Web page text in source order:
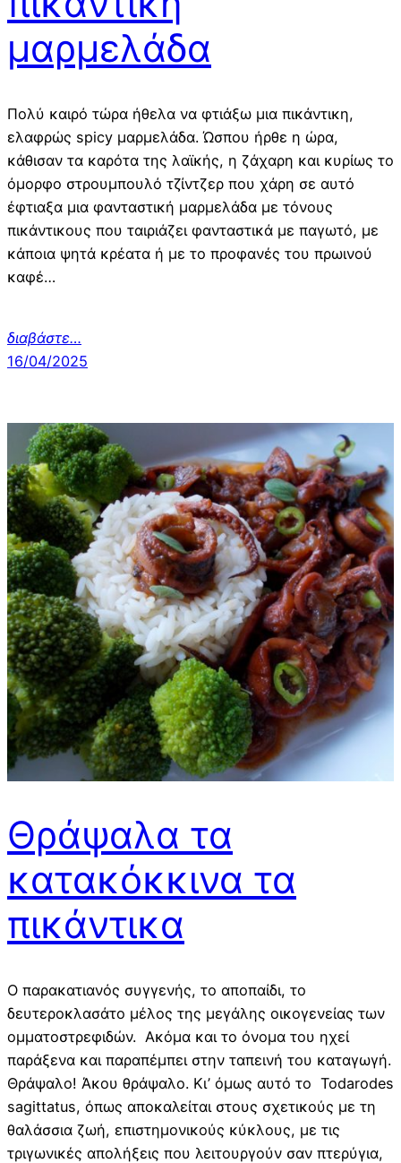
μαρμελάδα
Πολύ καιρό τώρα ήθελα να φτιάξω μια πικάντικη,
ελαφρώς spicy μαρμελάδα. Ώσπου ήρθε η ώρα,
κάθισαν τα καρότα της λαϊκής, η ζάχαρη και κυρίως το
όμορφο στρουμπουλό τζίντζερ που χάρη σε αυτό
έφτιαξα μια φανταστική μαρμελάδα με τόνους
πικάντικους που ταιριάζει φανταστικά με παγωτό, με
κάποια ψητά κρέατα ή με το προφανές του πρωινού
καφέ…
διαβάστε…
16/04/2025
Θράψαλα τα
κατακόκκινα τα
πικάντικα
Ο παρακατιανός συγγενής, το αποπαίδι, το
δευτεροκλασάτο μέλος της μεγάλης οικογενείας των
ομματοστρεφιδών. Ακόμα και το όνομα του ηχεί
παράξενα και παραπέμπει στην ταπεινή του καταγωγή.
Θράψαλο! Άκου θράψαλο. Κι’ όμως αυτό το Todarodes
sagittatus, όπως αποκαλείται στους σχετικούς με τη
θαλάσσια ζωή, επιστημονικούς κύκλους, με τις
τριγωνικές απολήξεις που λειτουργούν σαν πτερύγια,